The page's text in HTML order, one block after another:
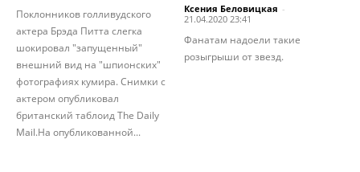
Поклонников голливудского
актера Брэда Питта слегка
шокировал "запущенный"
внешний вид на "шпионских"
фотографиях кумира. Снимки с
актером опубликовал
британский таблоид The Daily
Mail.На опубликованной...
Ксения Беловицкая -
21.04.2020 23:41
Фанатам надоели такие
розыгрыши от звезд.